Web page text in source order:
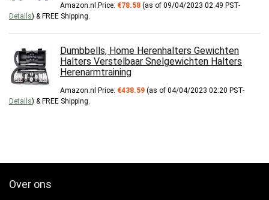
Amazon.nl Price: €78.58 (as of 09/04/2023 02:49 PST-
Details) & FREE Shipping.
Dumbbells, Home Herenhalters Gewichten
Halters Verstelbaar Snelgewichten Halters
Herenarmtraining
Amazon.nl Price: €438.59 (as of 04/04/2023 02:20 PST-
Details) & FREE Shipping.
Over ons